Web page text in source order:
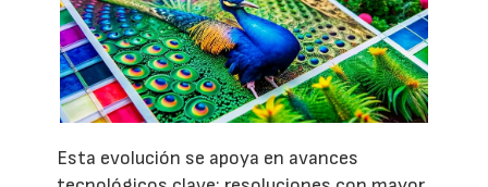
Esta evolución se apoya en avances